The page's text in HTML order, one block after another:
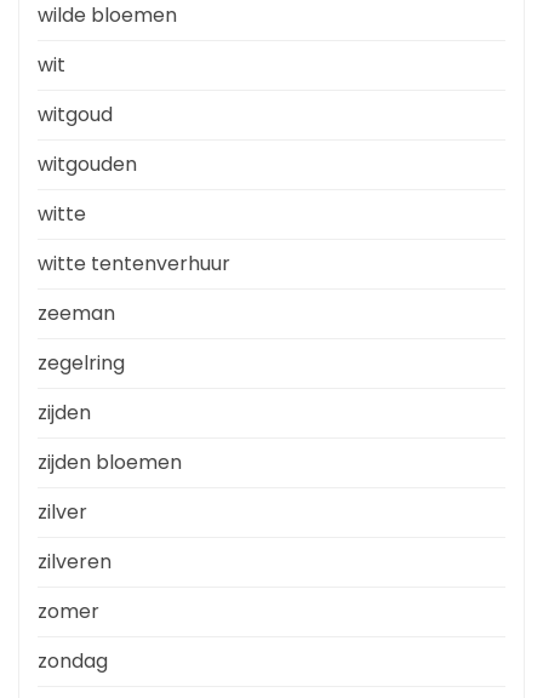
wilde bloemen
wit
witgoud
witgouden
witte
witte tentenverhuur
zeeman
zegelring
zijden
zijden bloemen
zilver
zilveren
zomer
zondag